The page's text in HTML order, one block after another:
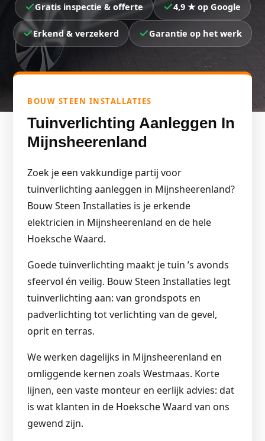
Gratis inspectie & offerte 4,9 ★ op Google
Erkend & verzekerd Garantie op het werk
BOUW STEEN INSTALLATIES
Tuinverlichting Aanleggen In
Mijnsheerenland
Zoek je een vakkundige partij voor
tuinverlichting aanleggen in Mijnsheerenland?
Bouw Steen Installaties is je erkende
elektricien in Mijnsheerenland en de hele
Hoeksche Waard.
Goede tuinverlichting maakt je tuin ’s avonds
sfeervol én veilig. Bouw Steen Installaties legt
tuinverlichting aan: van grondspots en
padverlichting tot verlichting van de gevel,
oprit en terras.
We werken dagelijks in Mijnsheerenland en
omliggende kernen zoals Westmaas. Korte
lijnen, een vaste monteur en eerlijk advies: dat
is wat klanten in de Hoeksche Waard van ons
gewend zijn.